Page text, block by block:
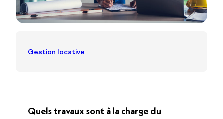
Gestion locative
Quels travaux sont à la charge du